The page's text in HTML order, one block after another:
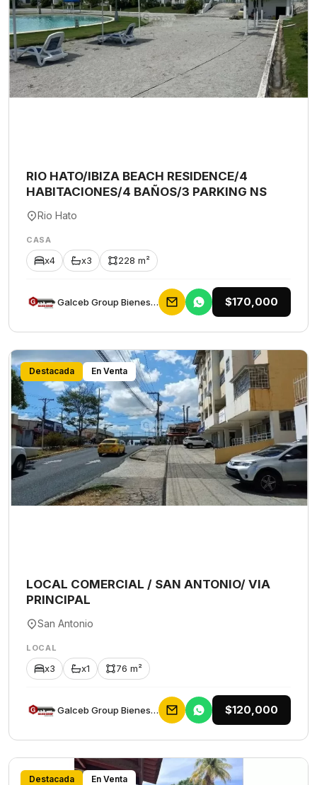
RIO HATO/IBIZA BEACH RESIDENCE/4
HABITACIONES/4 BAÑOS/3 PARKING NS
Rio Hato
CASA
x4 x3 228 m²
Galceb Group Bienes Raices $170,000
Destacada En Venta
LOCAL COMERCIAL / SAN ANTONIO/ VIA
PRINCIPAL
San Antonio
LOCAL
x3 x1 76 m²
Galceb Group Bienes Raices $120,000
Destacada En Venta